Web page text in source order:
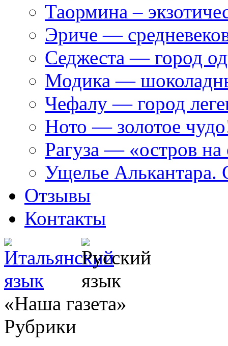
Таормина –
Эриче —
Седжеста — город
Модика —
Чефалу — город
Ното — золотое
Рагуза — «остров на
Ущелье Алькантара.
Отзывы
Контакты
«Наша газета»
Рубрики